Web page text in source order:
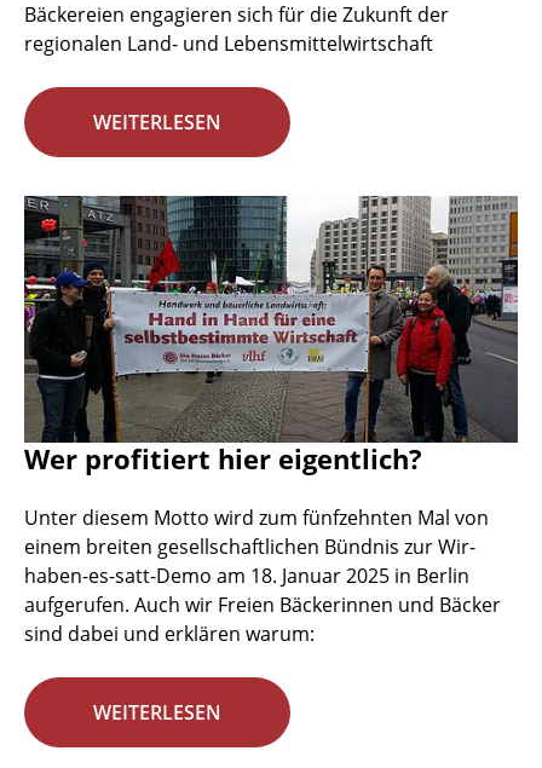
Bäckereien engagieren sich für die Zukunft der
regionalen Land- und Lebensmittelwirtschaft
WEITERLESEN
Wer profitiert hier eigentlich?
Unter diesem Motto wird zum fünfzehnten Mal von
einem breiten gesellschaftlichen Bündnis zur Wir-
haben-es-satt-Demo am 18. Januar 2025 in Berlin
aufgerufen. Auch wir Freien Bäckerinnen und Bäcker
sind dabei und erklären warum:
WEITERLESEN